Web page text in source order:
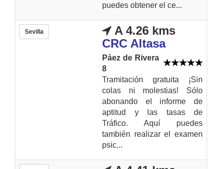
puedes obtener el ce...
Sevilla
A 4.26 kms
CRC Altasa
Páez de Rivera
8
Tramitación gratuita ¡Sin
colas ni molestias! Sólo
abonando el informe de
aptitud y las tasas de
Tráfico. Aquí puedes
también realizar el examen
psic...